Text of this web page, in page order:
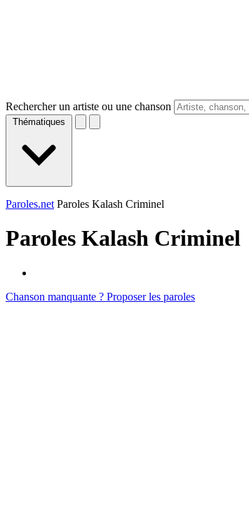
Rechercher un artiste ou une chanson
Thématiques
Paroles.net Paroles Kalash Criminel
Paroles Kalash Criminel
Chanson manquante ? Proposer les paroles